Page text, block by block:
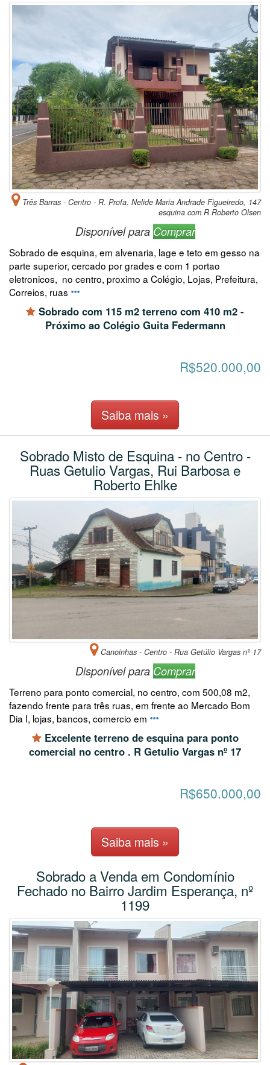
Três Barras - Centro - R. Profa. Nelide Maria Andrade Figueiredo, 147
esquina com R Roberto Olsen
Disponível para Comprar
Sobrado de esquina, em alvenaria, lage e teto em gesso na
parte superior, cercado por grades e com 1 portao
eletronicos, no centro, proximo a Colégio, Lojas, Prefeitura,
Correios, ruas
Sobrado com 115 m2 terreno com 410 m2 -
Próximo ao Colégio Guita Federmann
R$520.000,00
Saiba mais »
Sobrado Misto de Esquina - no Centro -
Ruas Getulio Vargas, Rui Barbosa e
Roberto Ehlke
Canoinhas - Centro - Rua Getúlio Vargas nº 17
Disponível para Comprar
Terreno para ponto comercial, no centro, com 500,08 m2,
fazendo frente para três ruas, em frente ao Mercado Bom
Dia I, lojas, bancos, comercio em
Excelente terreno de esquina para ponto
comercial no centro . R Getulio Vargas nº 17
R$650.000,00
Saiba mais »
Sobrado a Venda em Condomínio
Fechado no Bairro Jardim Esperança, nº
1199